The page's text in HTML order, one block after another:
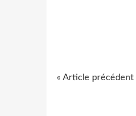
« Article précédent